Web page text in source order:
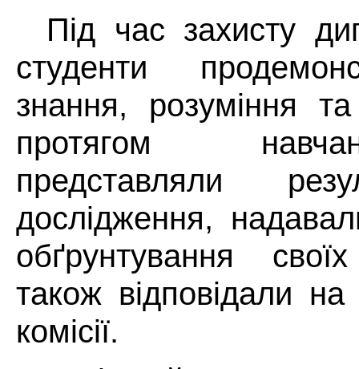
Під час захисту
студенти
знання, розуміння
протягом
представляли
дослідження,
обґрунтування
також відповідали
комісії.